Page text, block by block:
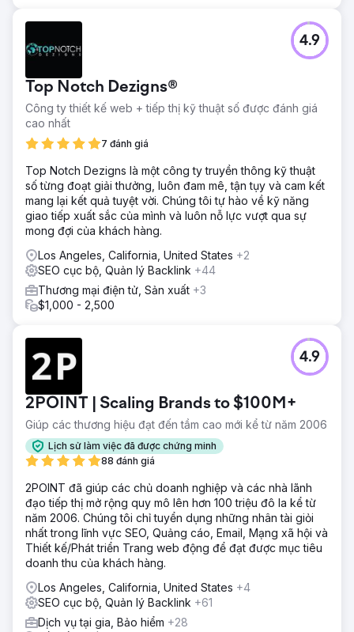
Trong vòng bốn tháng, Onward Psychiatry đã tăng lưu
lượng truy cập tự nhiên lên 321%, cải thiện khả năng hiển
thị cho các từ khóa tâm thần học và sức khỏe tâm thần có
ý định tìm kiếm cao, tăng lượt xem Hồ sơ Doanh nghiệp
trên Google và hành động của bệnh nhân lên 204%, đồng
thời tạo ra nhiều yêu cầu tư vấn từ bệnh nhân chất lượng
hơn thông qua Google Search và Google Maps. Chiến
dịch này cũng củng cố uy tín chuyên môn của phòng
khám thông qua nội dung tập trung vào EEAT (Educational
Psychology and Education and Therapy) và tối ưu hóa
SEO địa phương liên tục.
Chuyển đến trang agency
Top Notch Dezigns®
Công ty thiết kế web + tiếp thị kỹ thuật số được đánh giá
cao nhất
7 đánh giá
4.9
Top Notch Dezigns là một công ty truyền thông kỹ thuật
số từng đoạt giải thưởng, luôn đam mê, tận tụy và cam kết
mang lại kết quả tuyệt vời. Chúng tôi tự hào về kỹ năng
giao tiếp xuất sắc của mình và luôn nỗ lực vượt qua sự
mong đợi của khách hàng.
Los Angeles, California, United States +2
SEO cục bộ, Quản lý Backlink +44
Thương mại điện tử, Sản xuất +3
$1,000 - 2,500
2POINT | Scaling Brands to $100M+
Giúp các thương hiệu đạt đến tầm cao mới kể từ năm 2006
Lịch sử làm việc đã được chứng minh
88 đánh giá
4.9
2POINT đã giúp các chủ doanh nghiệp và các nhà lãnh
đạo tiếp thị mở rộng quy mô lên hơn 100 triệu đô la kể từ
năm 2006. Chúng tôi chỉ tuyển dụng những nhân tài giỏi
nhất trong lĩnh vực SEO, Quảng cáo, Email, Mạng xã hội và
Thiết kế/Phát triển Trang web động để đạt được mục tiêu
doanh thu của khách hàng.
Los Angeles, California, United States +4
SEO cục bộ, Quản lý Backlink +61
Dịch vụ tại gia, Bảo hiểm +28